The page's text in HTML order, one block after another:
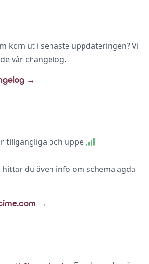
kom ut i senaste uppdateringen? Vi
vår changelog.
→
tillgängliga och uppe
hittar du även info om schemalagda
→